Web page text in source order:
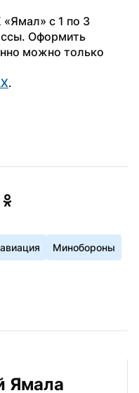
«Ямал» с 1 по 3
Оформить
можно только
.
Минобороны
Ямала